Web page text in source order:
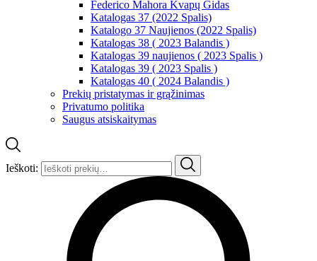
Federico Mahora Kvapų Gidas
Katalogas 37 (2022 Spalis)
Katalogo 37 Naujienos (2022 Spalis)
Katalogas 38 ( 2023 Balandis )
Katalogas 39 naujienos ( 2023 Spalis )
Katalogas 39 ( 2023 Spalis )
Katalogas 40 ( 2024 Balandis )
Prekių pristatymas ir grąžinimas
Privatumo politika
Saugus atsiskaitymas
Ieškoti: